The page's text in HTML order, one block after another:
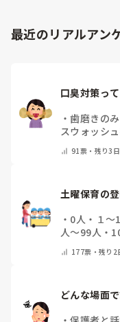
最近のリアルアン
口臭対策っ
・歯磨きのみ
スウォッシ
の他(コメン
91 票・ 残り3日
土曜保育の
・ 0人 ・ １～
人～99人 ・
177票・残り2
どんな場面